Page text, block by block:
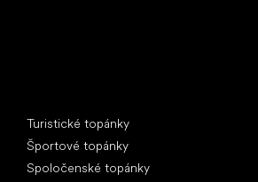
Turistické topánky
Športové topánky
Spoločenské topánky